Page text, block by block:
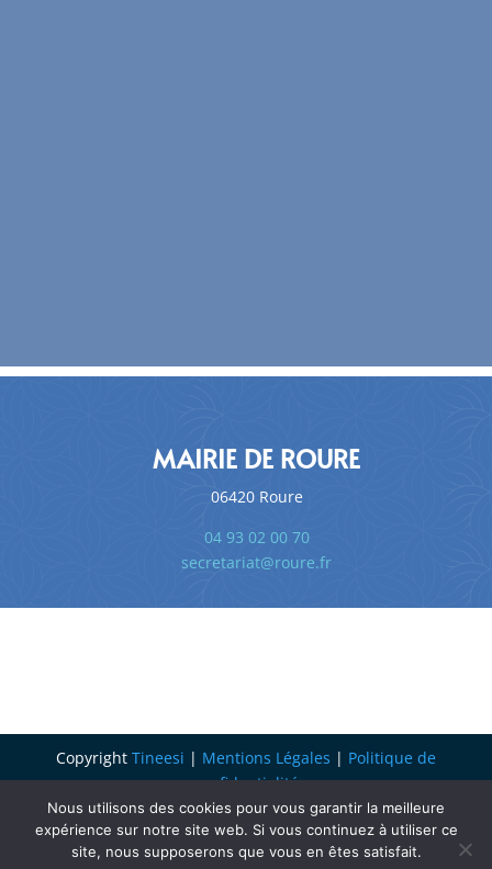
MAIRIE DE ROURE
06420 Roure
04 93 02 00 70
secretariat@roure.fr
Copyright Tineesi | Mentions Légales | Politique de
confidentialité
Nous utilisons des cookies pour vous garantir la meilleure
expérience sur notre site web. Si vous continuez à utiliser ce
site, nous supposerons que vous en êtes satisfait.